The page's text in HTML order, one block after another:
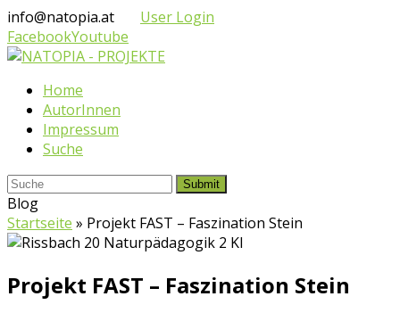
info@natopia.at
User Login
FacebookYoutube
Home
AutorInnen
Impressum
Suche
Submit
Blog
Startseite » Projekt FAST – Faszination Stein
Projekt FAST – Faszination Stein